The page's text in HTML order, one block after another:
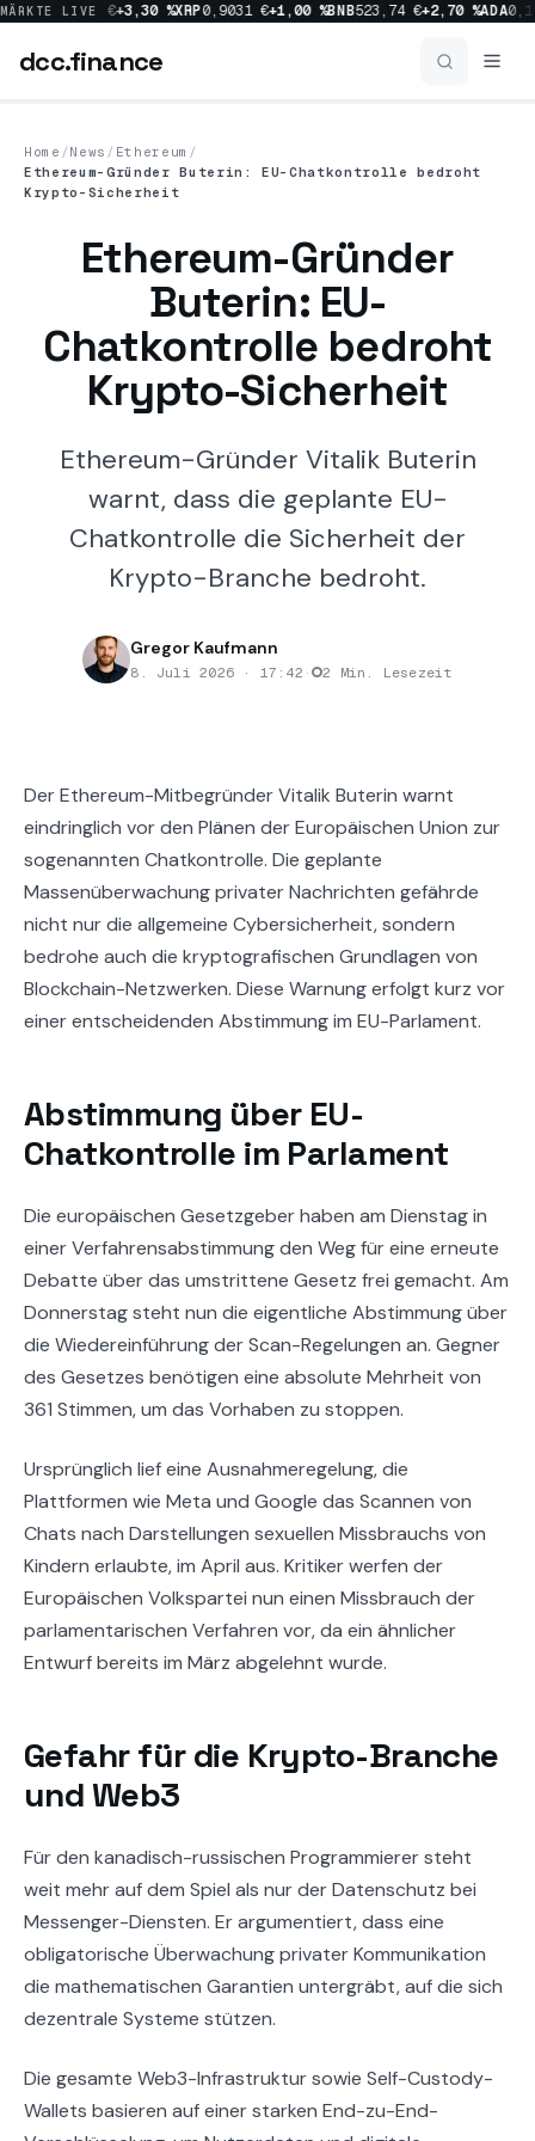
MÄRKTE LIVE
SOL66,17 € +3,30 % XRP0,9031 € +1,00 % BNB523,74 € +2,70 % ADA
dcc.finance
Home / News / Ethereum /
Ethereum-Gründer Buterin: EU-Chatkontrolle bedroht
Krypto-Sicherheit
Ethereum-Gründer
Buterin: EU-
Chatkontrolle bedroht
Krypto-Sicherheit
Ethereum-Gründer Vitalik Buterin
warnt, dass die geplante EU-
Chatkontrolle die Sicherheit der
Krypto-Branche bedroht.
Gregor Kaufmann
8. Juli 2026 · 17:42 · 2 Min. Lesezeit
Der Ethereum-Mitbegründer Vitalik Buterin warnt
eindringlich vor den Plänen der Europäischen Union zur
sogenannten Chatkontrolle. Die geplante
Massenüberwachung privater Nachrichten gefährde
nicht nur die allgemeine Cybersicherheit, sondern
bedrohe auch die kryptografischen Grundlagen von
Blockchain-Netzwerken. Diese Warnung erfolgt kurz vor
einer entscheidenden Abstimmung im EU-Parlament.
Abstimmung über EU-
Chatkontrolle im Parlament
Die europäischen Gesetzgeber haben am Dienstag in
einer Verfahrensabstimmung den Weg für eine erneute
Debatte über das umstrittene Gesetz frei gemacht. Am
Donnerstag steht nun die eigentliche Abstimmung über
die Wiedereinführung der Scan-Regelungen an. Gegner
des Gesetzes benötigen eine absolute Mehrheit von
361 Stimmen, um das Vorhaben zu stoppen.
Ursprünglich lief eine Ausnahmeregelung, die
Plattformen wie Meta und Google das Scannen von
Chats nach Darstellungen sexuellen Missbrauchs von
Kindern erlaubte, im April aus. Kritiker werfen der
Europäischen Volkspartei nun einen Missbrauch der
parlamentarischen Verfahren vor, da ein ähnlicher
Entwurf bereits im März abgelehnt wurde.
Gefahr für die Krypto-Branche
und Web3
Für den kanadisch-russischen Programmierer steht
weit mehr auf dem Spiel als nur der Datenschutz bei
Messenger-Diensten. Er argumentiert, dass eine
obligatorische Überwachung privater Kommunikation
die mathematischen Garantien untergräbt, auf die sich
dezentrale Systeme stützen.
Die gesamte Web3-Infrastruktur sowie Self-Custody-
Wallets basieren auf einer starken End-zu-End-
dcc.finance
Coins Übersicht
Prognosen